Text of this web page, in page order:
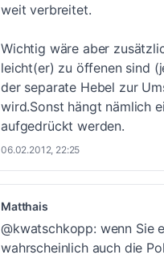
weit verbreitet.
Wichtig wäre aber
leicht(er) zu öffenen sind
der separate Hebel zur
wird.Sonst hängt nämlich
aufgedrückt werden.
06.02.2012, 22:25
Matthais
@kwatschkopp: wenn Sie
wahrscheinlich auch die